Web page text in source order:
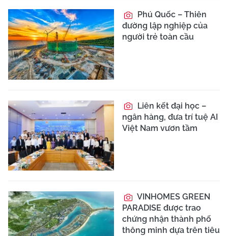
Phú Quốc – Thiên
đường lập nghiệp của
người trẻ toàn cầu
Liên kết đại học –
ngân hàng, đưa trí tuệ AI
Việt Nam vươn tầm
VINHOMES GREEN
PARADISE được trao
chứng nhận thành phố
thông minh dựa trên tiêu